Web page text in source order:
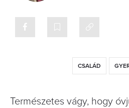
CSALÁD
Természetes vágy, hogy